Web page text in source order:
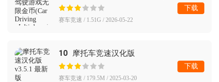
Multiplayer)
赛车竞速 / 1.51G / 2026-05-22
下载
10 摩托车竞速汉化版
赛车竞速 / 179.5M / 2025-03-20
下载